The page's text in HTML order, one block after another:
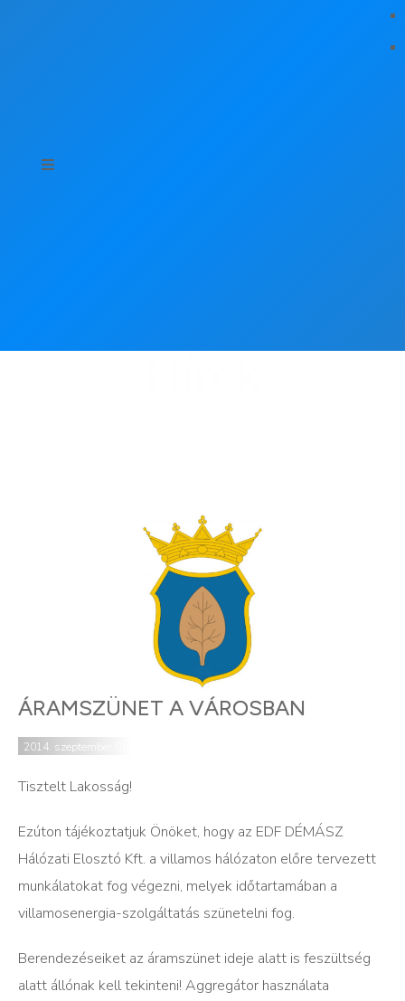
ÁRAMSZÜNET A VÁROSBAN
2014. szeptember 01.
Tisztelt Lakosság!
Ezúton tájékoztatjuk Önöket, hogy az EDF DÉMÁSZ
Hálózati Elosztó Kft. a villamos hálózaton előre tervezett
munkálatokat fog végezni, melyek időtartamában a
villamosenergia-szolgáltatás szünetelni fog.
Berendezéseiket az áramszünet ideje alatt is feszültség
alatt állónak kell tekinteni! Aggregátor használata